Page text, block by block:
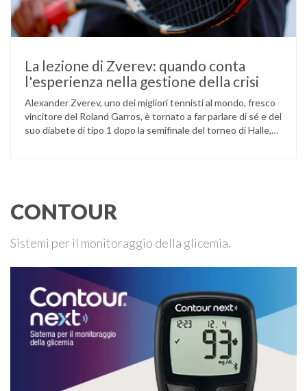
La lezione di Zverev: quando conta
l'esperienza nella gestione della crisi
Alexander Zverev, uno dei migliori tennisti al mondo, fresco
vincitore del Roland Garros, è tornato a far parlare di sé e del
suo diabete di tipo 1 dopo la semifinale del torneo di Halle,
CONTOUR
Sistemi per il monitoraggio della glicemia.